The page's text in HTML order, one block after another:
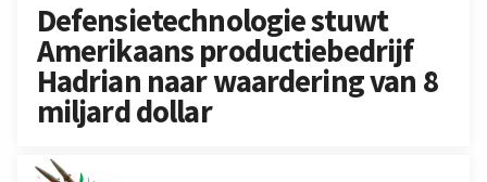
Defensietechnologie stuwt
Amerikaans productiebedrijf
Hadrian naar waardering van 8
miljard dollar